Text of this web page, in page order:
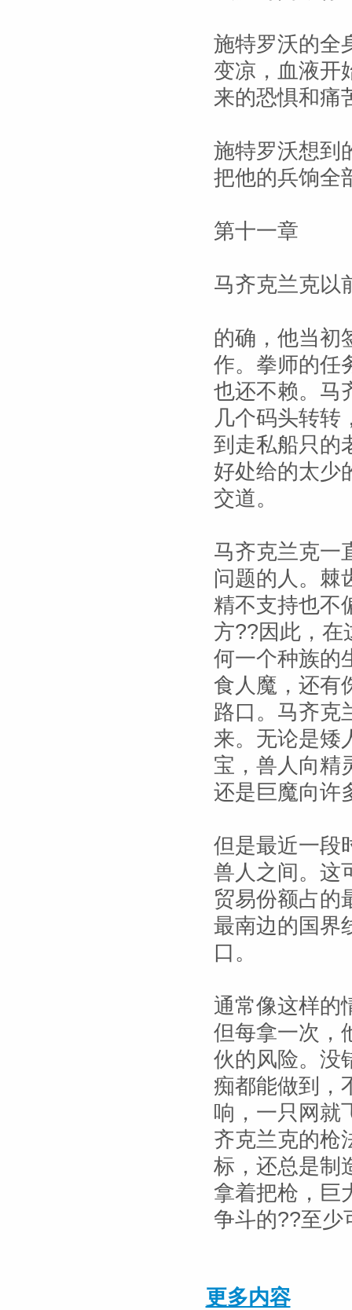
施特罗沃的全
变凉，血液开
来的恐惧和痛
施特罗沃想到
把他的兵饷
第十一章
马齐克兰克以
的确，他当初
作。拳师的任
也还不赖。马
几个码头转转
到走私船只的
好处给的太少
交道。
马齐克兰克一
问题的人。棘
精不支持也不
方??因此，在
何一个种族的
食人魔，还有
路口。马齐克
来。无论是矮
宝，兽人向精
还是巨魔向许
但是最近一段
兽人之间。这
贸易份额占的
最南边的国界
口。
通常像这样的
但每拿一次，
伙的风险。没
痴都能做到，
响，一只网就
齐克兰克的枪
标，还总是制
拿着把枪，巨
争斗的??至少
更多内容